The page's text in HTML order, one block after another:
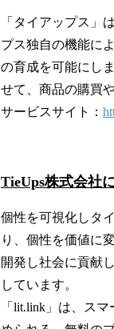
「タイアップス」
プス独自の機能に
の育成を可能にし
せて、商品の購買
サービスサイト：
TieUps株式会社
個性を可視化しタ
り、個性を価値に
開発し社会に貢献
しています。
「lit.link」は、ス